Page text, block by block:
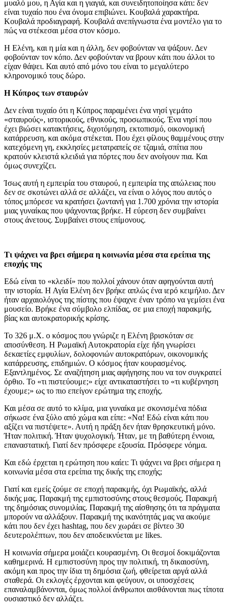
μυαλό μου, η Αγία και η γιαγιά, και συνειδητοποίησα κάτι: δεν
είναι τυχαίο που ένα όνομα επιβιώνει. Κουβαλά χαρακτήρα.
Κουβαλά προδιαγραφή. Κουβαλά ανεπίγνωστα ένα μοντέλο για το
πώς να στέκεσαι μέσα στον κόσμο.
Η Ελένη, και η μία και η άλλη, δεν φοβούνταν να ψάξουν. Δεν
φοβούνταν τον κόπο. Δεν φοβούνταν να βρουν κάτι που άλλοι το
είχαν θάψει. Και αυτό από μόνο του είναι το μεγαλύτερο
κληρονομικό τους δώρο.
Η Κύπρος των σταυρών
Δεν είναι τυχαίο ότι η Κύπρος παραμένει ένα νησί γεμάτο
«σταυρούς», ιστορικούς, εθνικούς, προσωπικούς. Ένα νησί που
έχει βιώσει κατακτήσεις, διχοτόμηση, εκτοπισμό, οικονομική
κατάρρευση, και ακόμα στέκεται. Που έχει φίλους θαμμένους στην
κατεχόμενη γη, εκκλησίες μετατραπείς σε τζαμιά, σπίτια που
κρατούν κλειστά κλειδιά για πόρτες που δεν ανοίγουν πια. Και
όμως συνεχίζει.
Ίσως αυτή η εμπειρία του σταυρού, η εμπειρία της απώλειας που
δεν σε σκοτώνει αλλά σε αλλάζει, να είναι ο λόγος που αυτός ο
τόπος μπόρεσε να κρατήσει ζωντανή για 1.700 χρόνια την ιστορία
μιας γυναίκας που ψάχνοντας βρήκε. Η εύρεση δεν συμβαίνει
στους άνετους. Συμβαίνει στους επίμονους.
Τι ψάχνει να βρει σήμερα η κοινωνία μέσα στα ερείπια της
εποχής της
Εδώ είναι το «κλειδί» που πολλοί χάνουν όταν αφηγούνται αυτή
την ιστορία. Η Αγία Ελένη δεν βρήκε απλώς ένα ιερό κειμήλιο. Δεν
ήταν αρχαιολόγος της πίστης που έψαχνε έναν τρόπο να γεμίσει ένα
μουσείο. Βρήκε ένα σύμβολο ελπίδας, σε μια εποχή παρακμής,
βίας και αυτοκρατορικής κρίσης.
Το 326 μ.Χ. ο κόσμος που γνώριζε η Ελένη βρισκόταν σε
αποσύνθεση. Η Ρωμαϊκή Αυτοκρατορία είχε ήδη γνωρίσει
δεκαετίες εμφυλίων, δολοφονιών αυτοκρατόρων, οικονομικής
κατάρρευσης, επιδημιών. Ο κόσμος ήταν κουρασμένος.
Εξαντλημένος. Σε αναζήτηση μιας αφήγησης που να τον συγκρατεί
όρθιο. Το «τι πιστεύουμε;» είχε αντικαταστήσει το «τι κυβέρνηση
έχουμε;» ως το πιο επείγον ερώτημα της εποχής.
Και μέσα σε αυτό το κλίμα, μια γυναίκα με σκονισμένα πόδια
σήκωσε ένα ξύλο από χώμα και είπε: «Να! Εδώ είναι κάτι που
αξίζει να πιστέψετε». Αυτή η πράξη δεν ήταν θρησκευτική μόνο.
Ήταν πολιτική. Ήταν ψυχολογική. Ήταν, με τη βαθύτερη έννοια,
επαναστατική. Γιατί δεν πρόσφερε εξουσία. Πρόσφερε νόημα.
Και εδώ έρχεται η ερώτηση που καίει: Τι ψάχνει να βρει σήμερα η
κοινωνία μέσα στα ερείπια της δικής της εποχής;
Γιατί και εμείς ζούμε σε εποχή παρακμής, όχι Ρωμαϊκής, αλλά
δικής μας. Παρακμή της εμπιστοσύνης στους θεσμούς. Παρακμή
της δημόσιας συνομιλίας. Παρακμή της αίσθησης ότι τα πράγματα
μπορούν να αλλάξουν. Παρακμή της ικανότητάς μας να ακούμε
κάτι που δεν έχει hashtag, που δεν χωράει σε βίντεο 30
δευτερολέπτων, που δεν αποδεικνύεται με likes.
Η κοινωνία σήμερα μοιάζει κουρασμένη. Οι θεσμοί δοκιμάζονται
καθημερινά. Η εμπιστοσύνη προς την πολιτική, τη δικαιοσύνη,
ακόμη και προς την ίδια τη δημόσια ζωή, φθείρεται αργά αλλά
σταθερά. Οι εκλογές έρχονται και φεύγουν, οι υποσχέσεις
επαναλαμβάνονται, όμως πολλοί άνθρωποι αισθάνονται πως τίποτα
ουσιαστικό δεν αλλάζει.